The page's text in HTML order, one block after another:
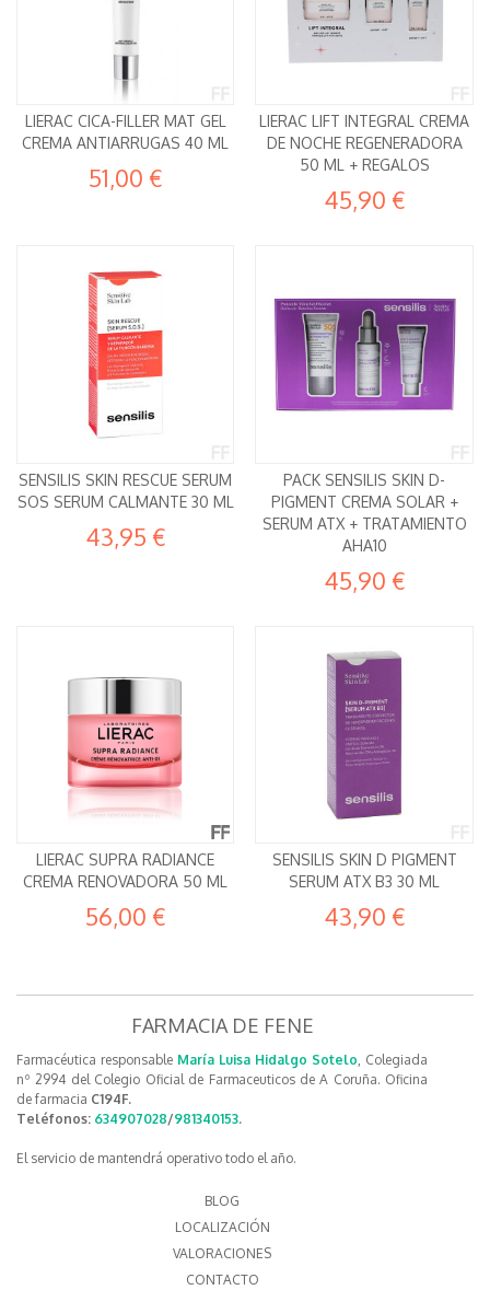
LIERAC CICA-FILLER MAT GEL
CREMA ANTIARRUGAS 40 ML
51,00 €
LIERAC LIFT INTEGRAL CREMA
DE NOCHE REGENERADORA
50 ML + REGALOS
45,90 €
SENSILIS SKIN RESCUE SERUM
SOS SERUM CALMANTE 30 ML
43,95 €
PACK SENSILIS SKIN D-
PIGMENT CREMA SOLAR +
SERUM ATX + TRATAMIENTO
AHA10
45,90 €
LIERAC SUPRA RADIANCE
CREMA RENOVADORA 50 ML
56,00 €
SENSILIS SKIN D PIGMENT
SERUM ATX B3 30 ML
43,90 €
FARMACIA DE FENE
Farmacéutica responsable María Luisa Hidalgo Sotelo, Colegiada
nº 2994 del Colegio Oficial de Farmaceuticos de A Coruña. Oficina
de farmacia C194F.
Teléfonos: 634907028/981340153.
El servicio de mantendrá operativo todo el año.
BLOG
LOCALIZACIÓN
VALORACIONES
CONTACTO